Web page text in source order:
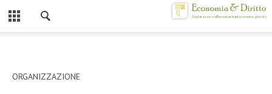
CHI SIAMO
ORGANIZZAZIONE